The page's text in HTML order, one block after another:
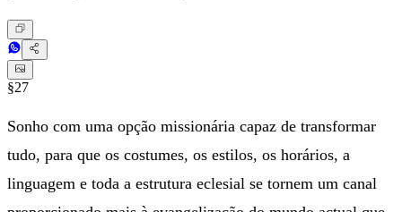
§27
Sonho com uma opção missionária capaz de transformar
tudo, para que os costumes, os estilos, os horários, a
linguagem e toda a estrutura eclesial se tornem um canal